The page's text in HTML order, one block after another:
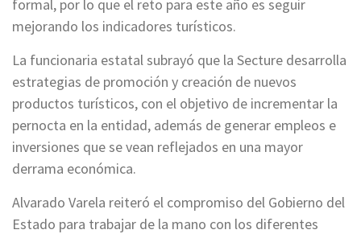
formal, por lo que el reto para este año es seguir
mejorando los indicadores turísticos.
La funcionaria estatal subrayó que la Secture desarrolla
estrategias de promoción y creación de nuevos
productos turísticos, con el objetivo de incrementar la
pernocta en la entidad, además de generar empleos e
inversiones que se vean reflejados en una mayor
derrama económica.
Alvarado Varela reiteró el compromiso del Gobierno del
Estado para trabajar de la mano con los diferentes